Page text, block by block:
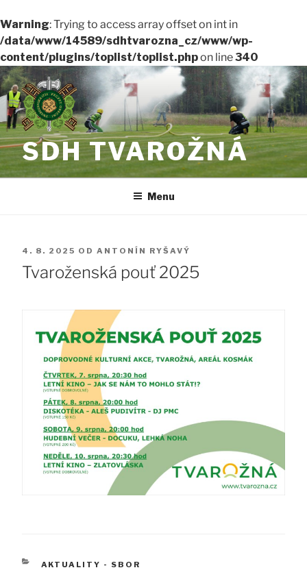
Warning: Trying to access array offset on int in
/data/www/14589/sdhtvarozna_cz/www/wp-
content/plugins/toplist/toplist.phpon line340
Přejít
k
obsahu
webu
SDH TVAROŽNÁ
Menu
PUBLIKOVÁNO
4. 8. 2025 OD ANTONÍN RYŠAVÝ
Tvaroženská pouť 2025
RUBRIKY
AKTUALITY - SBOR